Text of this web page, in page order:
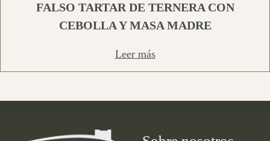
FALSO TARTAR DE TERNERA CON
CEBOLLA Y MASA MADRE
Leer más